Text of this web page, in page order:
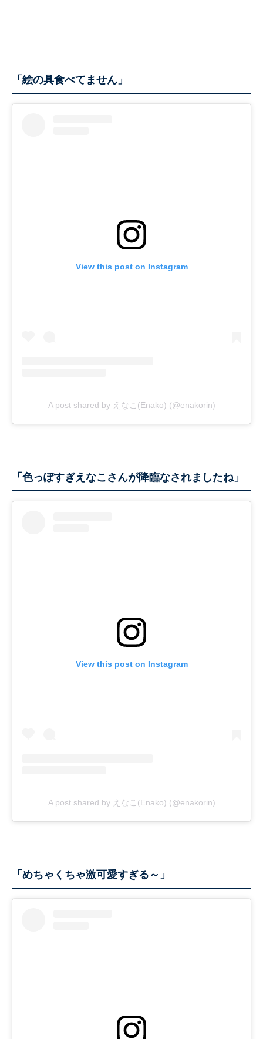
「絵の具食べてません」
View this post on Instagram
A post shared by えなこ(Enako) (@enakorin)
「色っぽすぎえなこさんが降臨なされましたね」
View this post on Instagram
A post shared by えなこ(Enako) (@enakorin)
「めちゃくちゃ激可愛すぎる～」